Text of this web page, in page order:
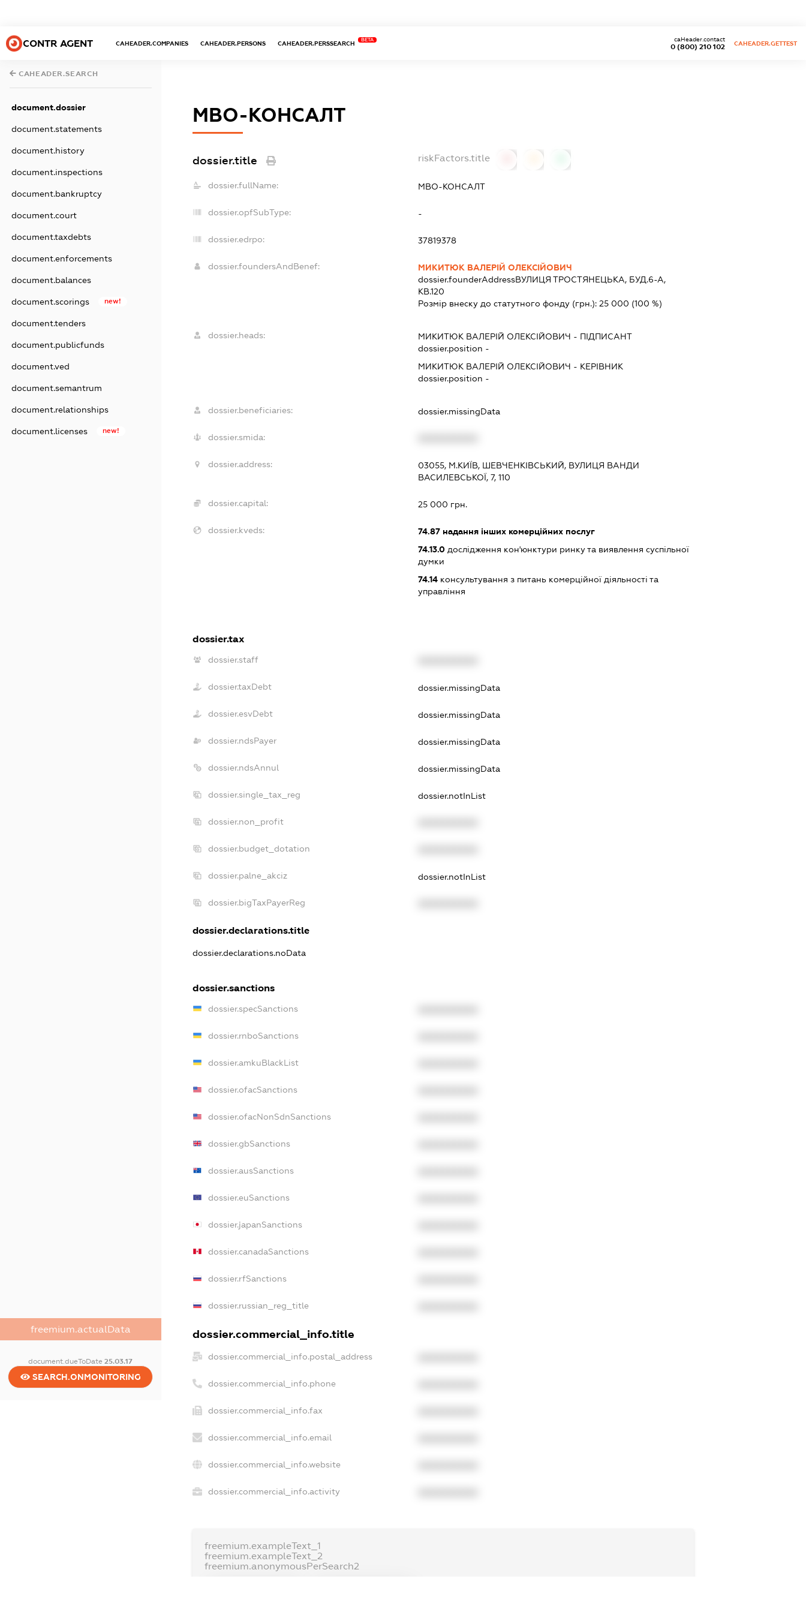
CONTR AGENT CAHEADER.COMPANIES CAHEADER.PERSONS CAHEADER.PERSSEARCH
BETA
0 (800) 210 102
caHeader.contact
CAHEADER.GETTEST
CAHEADER.SEARCH
document.dossier
document.statements
document.history
document.inspections
document.bankruptcy
document.court
document.taxdebts
document.enforcements
document.balances
document.scorings new!
document.tenders
document.publicfunds
document.ved
document.semantrum
document.relationships
document.licenses new!
freemium.actualData
document.dueToDate25.03.17
SEARCH.ONMONITORING
МВО-КОНСАЛТ
dossier.title riskFactors.title
dossier.fullName: МВО-КОНСАЛТ
dossier.opfSubType: -
dossier.edrpo: 37819378
dossier.foundersAndBenef:
МИКИТЮК ВАЛЕРІЙ ОЛЕКСІЙОВИЧ
dossier.founderAddressВУЛИЦЯ ТРОСТЯНЕЦЬКА, БУД.6-А,
КВ.120
Розмір внеску до статутного фонду (грн.):25 000 (100 %)
dossier.heads: МИКИТЮК ВАЛЕРІЙ ОЛЕКСІЙОВИЧ - ПІДПИСАНТ
dossier.position -
МИКИТЮК ВАЛЕРІЙ ОЛЕКСІЙОВИЧ - КЕРІВНИК
dossier.position -
dossier.beneficiaries: dossier.missingData
dossier.smida:
dossier.address:
03055, М.КИЇВ, ШЕВЧЕНКІВСЬКИЙ, ВУЛИЦЯ ВАНДИ
ВАСИЛЕВСЬКОЇ, 7, 110
dossier.capital: 25 000 грн.
dossier.kveds: 74.87 надання інших комерційних послуг
74.13.0 дослідження кон'юнктури ринку та виявлення суспільної
думки
74.14 консультування з питань комерційної діяльності та
управління
dossier.tax
dossier.staff
dossier.taxDebt dossier.missingData
dossier.esvDebt dossier.missingData
dossier.ndsPayer dossier.missingData
dossier.ndsAnnul dossier.missingData
dossier.single_tax_reg dossier.notInList
dossier.non_profit
dossier.budget_dotation
dossier.palne_akciz dossier.notInList
dossier.bigTaxPayerReg
dossier.declarations.title
dossier.declarations.noData
dossier.sanctions
dossier.specSanctions
dossier.rnboSanctions
dossier.amkuBlackList
dossier.ofacSanctions
dossier.ofacNonSdnSanctions
dossier.gbSanctions
dossier.ausSanctions
dossier.euSanctions
dossier.japanSanctions
dossier.canadaSanctions
dossier.rfSanctions
dossier.russian_reg_title
dossier.commercial_info.title
dossier.commercial_info.postal_address
dossier.commercial_info.phone
dossier.commercial_info.fax
dossier.commercial_info.email
dossier.commercial_info.website
dossier.commercial_info.activity
freemium.exampleText_1
freemium.exampleText_2
freemium.anonymousPerSearch2